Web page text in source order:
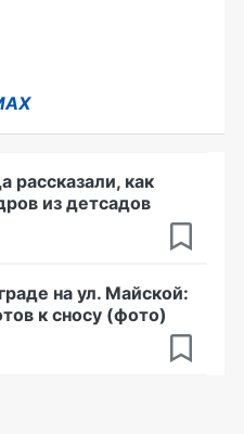
рассказали, как
из детсадов
на ул. Майской:
к сносу (фото)